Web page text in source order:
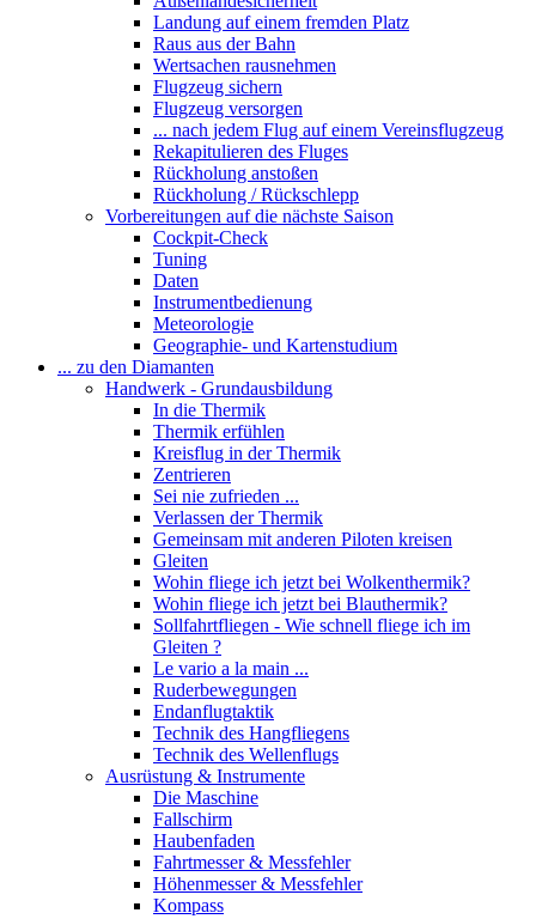
Landung auf einem fremden Platz
Raus aus der Bahn
Wertsachen rausnehmen
Flugzeug sichern
Flugzeug versorgen
... nach jedem Flug auf einem Vereinsflugzeug
Rekapitulieren des Fluges
Rückholung anstoßen
Rückholung / Rückschlepp
Vorbereitungen auf die nächste Saison
Cockpit-Check
Tuning
Daten
Instrumentbedienung
Meteorologie
Geographie- und Kartenstudium
... zu den Diamanten
Handwerk - Grundausbildung
In die Thermik
Thermik erfühlen
Kreisflug in der Thermik
Zentrieren
Sei nie zufrieden ...
Verlassen der Thermik
Gemeinsam mit anderen Piloten kreisen
Gleiten
Wohin fliege ich jetzt bei Wolkenthermik?
Wohin fliege ich jetzt bei Blauthermik?
Sollfahrtfliegen - Wie schnell fliege ich im
Gleiten ?
Le vario a la main ...
Ruderbewegungen
Endanflugtaktik
Technik des Hangfliegens
Technik des Wellenflugs
Ausrüstung & Instrumente
Die Maschine
Fallschirm
Haubenfaden
Fahrtmesser & Messfehler
Höhenmesser & Messfehler
Kompass